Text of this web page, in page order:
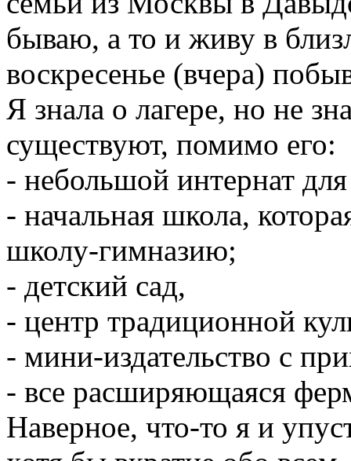
бываю, а то и живу в
воскресенье (вчера)
Я знала о лагере, но не
существуют, помимо его:
- небольшой интернат
- начальная школа,
школу-гимназию;
- детский сад,
- центр традиционной
- мини-издательство с
- все расширяющаяся
Наверное, что-то я и